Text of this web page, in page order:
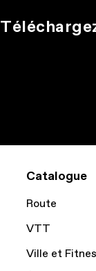
Catalogue
Route
VTT
Ville et